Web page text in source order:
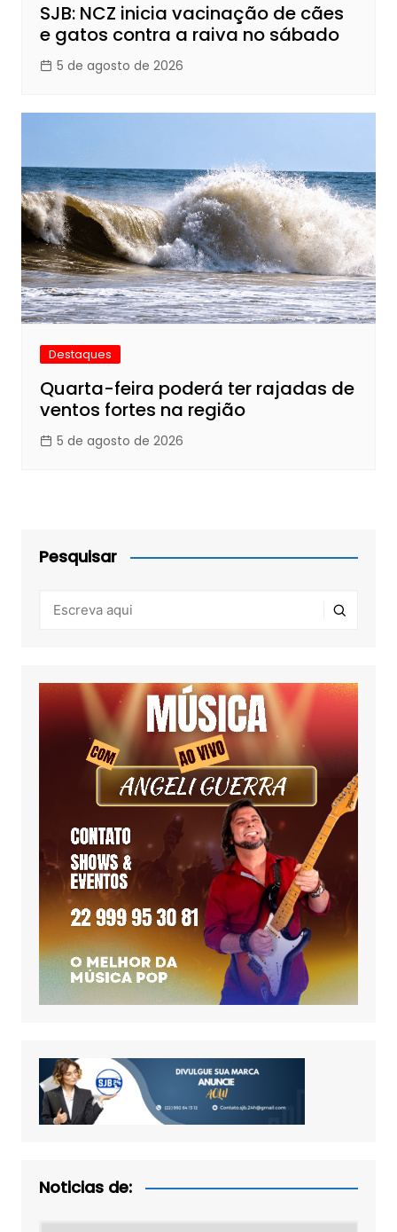
SJB: NCZ inicia vacinação de cães
e gatos contra a raiva no sábado
5 de agosto de 2026
Destaques
Quarta-feira poderá ter rajadas de
ventos fortes na região
5 de agosto de 2026
Pesquisar
Noticias de: